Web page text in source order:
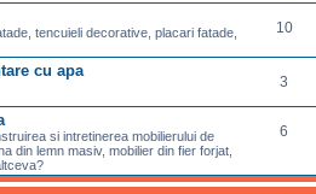
tencuieli decorative, placari fatade,
10
cu apa
3
si intretinerea mobilierului de
din lemn masiv, mobilier din fier forjat,
6